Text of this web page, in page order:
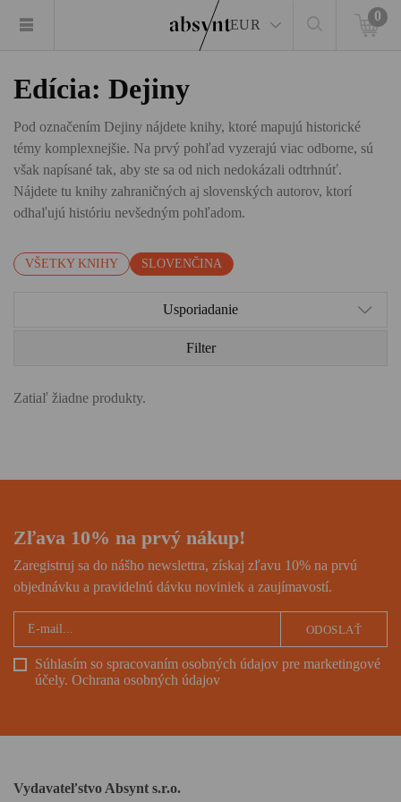
EUR
0
Edícia: Dejiny
Pod označením Dejiny nájdete knihy, ktoré mapujú historické
témy komplexnejšie. Na prvý pohľad vyzerajú viac odborne, sú
však napísané tak, aby ste sa od nich nedokázali odtrhnúť.
Nájdete tu knihy zahraničných aj slovenských autorov, ktorí
odhaľujú históriu nevšedným pohľadom.
VŠETKY KNIHY SLOVENČINA
Usporiadanie
Filter
Zatiaľ žiadne produkty.
Zľava 10% na prvý nákup!
Zaregistruj sa do nášho newslettra, získaj zľavu 10% na prvú
objednávku a pravidelnú dávku noviniek a zaujímavostí.
Súhlasím so spracovaním osobných údajov pre marketingové
účely. Ochrana osobných údajov
ODOSLAŤ
Vydavateľstvo Absynt s.r.o.